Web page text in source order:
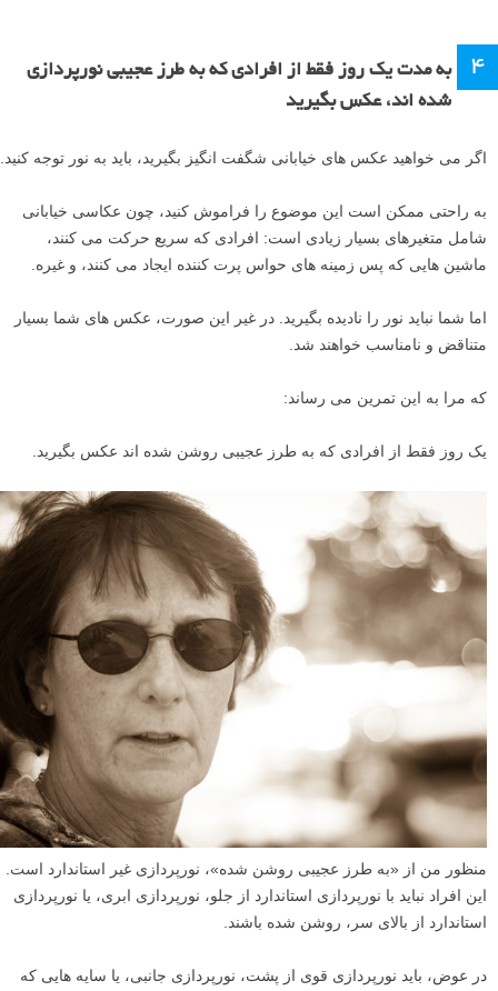
۴
به مدت یک روز فقط از افرادی که به طرز عجیبی نورپردازی
شده اند، عکس بگیرید
اگر می خواهید عکس های خیابانی شگفت انگیز بگیرید، باید به نور توجه کنید.
به راحتی ممکن است این موضوع را فراموش کنید، چون عکاسی خیابانی
شامل متغیرهای بسیار زیادی است: افرادی که سریع حرکت می کنند،
ماشین هایی که پس زمینه های حواس پرت کننده ایجاد می کنند، و غیره.
اما شما نباید نور را نادیده بگیرید. در غیر این صورت، عکس های شما بسیار
متناقض و نامناسب خواهند شد.
که مرا به این تمرین می رساند:
یک روز فقط از افرادی که به طرز عجیبی روشن شده اند عکس بگیرید.
منظور من از «به طرز عجیبی روشن شده»، نورپردازی غیر استاندارد است.
این افراد نباید با نورپردازی استاندارد از جلو، نورپردازی ابری، یا نورپردازی
استاندارد از بالای سر، روشن شده باشند.
در عوض، باید نورپردازی قوی از پشت، نورپردازی جانبی، یا سایه هایی که